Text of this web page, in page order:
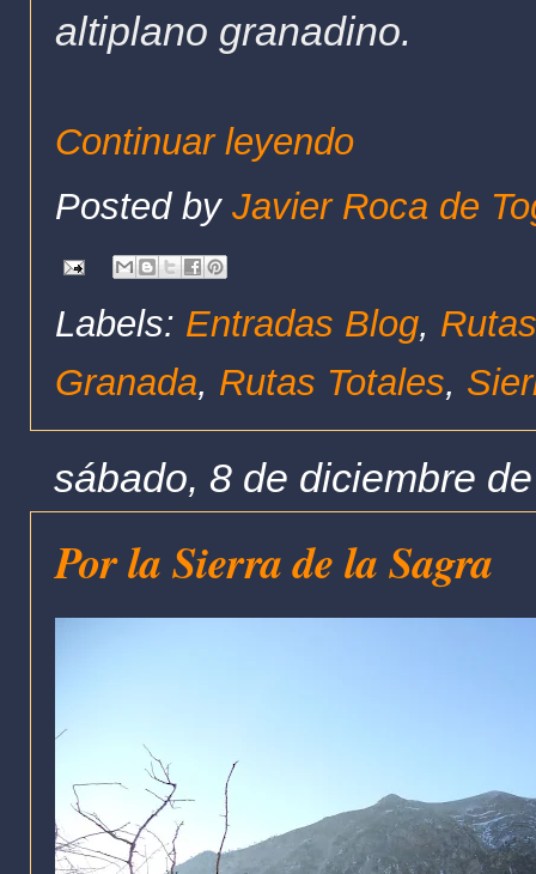
altiplano granadino.
Continuar leyendo
Posted by Javier Roca de
Labels: Entradas Blog,
Granada, Rutas Totales,
sábado, 8 de diciembre
Por la Sierra de la Sagra